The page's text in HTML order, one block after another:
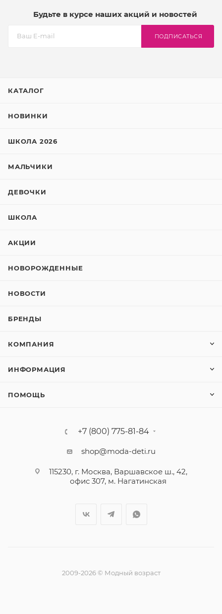
Будьте в курсе наших акций и новостей
ПОДПИСАТЬСЯ
КАТАЛОГ
НОВИНКИ
ШКОЛА 2026
МАЛЬЧИКИ
ДЕВОЧКИ
ШКОЛА
АКЦИИ
НОВОРОЖДЕННЫЕ
НОВОСТИ
БРЕНДЫ
КОМПАНИЯ
ИНФОРМАЦИЯ
ПОМОЩЬ
+7 (800) 775-81-84
shop@moda-deti.ru
115230, г. Москва, Варшавское ш., 42,
офис 307, м. Нагатинская
2009-2026 © Модный возраст